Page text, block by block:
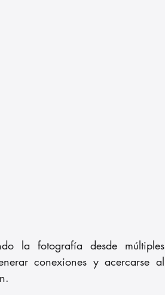
la fotografía desde múltiples
conexiones y acercarse al